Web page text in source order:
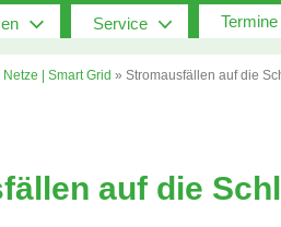
Service Termine
Netze | Smart Grid » Stromausfällen auf die
auf die